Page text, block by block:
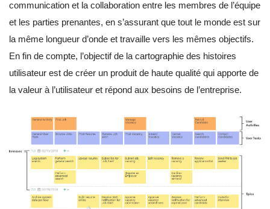
communication et la collaboration entre les membres de l’équipe
et les parties prenantes, en s’assurant que tout le monde est sur
la même longueur d’onde et travaille vers les mêmes objectifs.
En fin de compte, l’objectif de la cartographie des histoires
utilisateur est de créer un produit de haute qualité qui apporte de
la valeur à l’utilisateur et répond aux besoins de l’entreprise.